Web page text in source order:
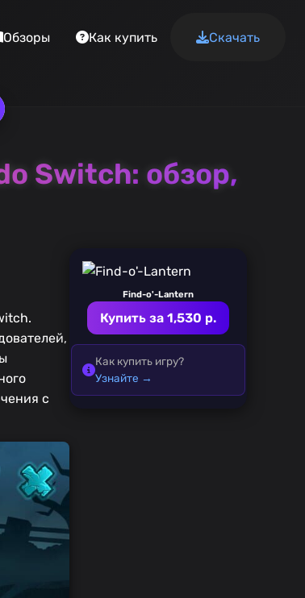
Обзоры Как купить Скачать
Switch: обзор,
с
Find-o'-Lantern
Купить за 1,530 р.
Как купить игру?
Узнайте →